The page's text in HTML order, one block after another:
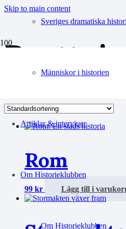
Skip to main content
Sveriges dramatiska
Människor i historien
Artiklar & intervjuer
Om Historieklubben
Om Historieklubben
Rom
99 kr Lägg till i